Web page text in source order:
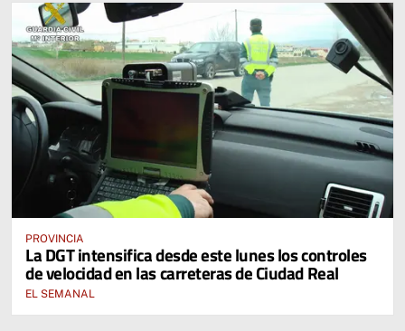
PROVINCIA
La DGT intensifica desde este lunes los controles
de velocidad en las carreteras de Ciudad Real
EL SEMANAL